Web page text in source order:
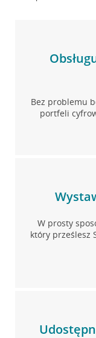
Bez problemu
portfeli
W prosty
który prześlesz